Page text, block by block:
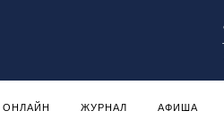
ОНЛАЙН ЖУРНАЛ АФИША